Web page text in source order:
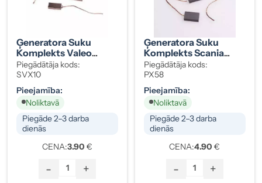
Ģeneratora Suku
Komplekts Valeo
A13VI
Piegādātāja kods:
SVX10
Pieejamība:
Noliktavā
Piegāde 2–3 darba
dienās
CENA:3.90 €
- +
Ģeneratora Suku
Komplekts Scania
Volvo 24V
Piegādātāja kods:
PX58
Pieejamība:
Noliktavā
Piegāde 2–3 darba
dienās
CENA:4.90 €
- +